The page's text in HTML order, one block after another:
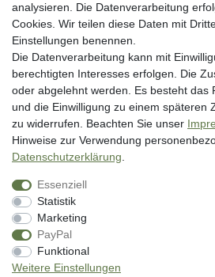
Datenschutzerklärung
AGB
Impressum
Vertrag widerrufen
Unsere
** Bei Variantenartikeln mit
analysieren. Die Datenverarbeitung
Cookies. Wir teilen diese Daten mit
Einstellungen benennen.
Die Datenverarbeitung kann mit
berechtigten Interesses erfolgen. Die
oder abgelehnt werden. Es besteht das
und die Einwilligung zu einem späteren
zu widerrufen. Beachten Sie unser
Hinweise zur Verwendung
Daten­schutz­erklärung
Essenziell
Statistik
Marketing
PayPal
Funktional
Weitere Einstellungen